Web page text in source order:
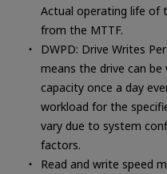
Actual operating life of
from the MTTF.
DWPD: Drive Writes
means the drive can
capacity once a day
workload for the
vary due to system
factors.
Read and write speed